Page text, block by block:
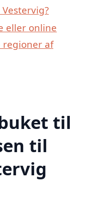
eller online
af
til
til